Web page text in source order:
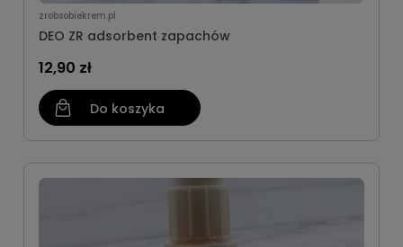
zrobsobiekrem.pl
DEO ZR adsorbent zapachów
12,90 zł
Do koszyka